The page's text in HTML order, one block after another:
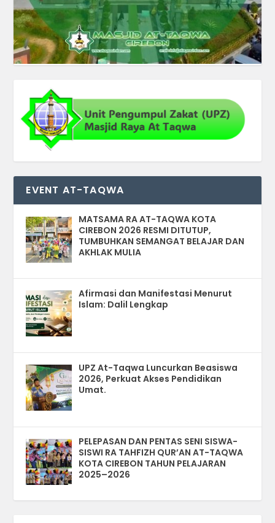
EVENT AT-TAQWA
MATSAMA RA AT-TAQWA KOTA
CIREBON 2026 RESMI DITUTUP,
TUMBUHKAN SEMANGAT BELAJAR DAN
AKHLAK MULIA
Afirmasi dan Manifestasi Menurut
Islam: Dalil Lengkap
UPZ At-Taqwa Luncurkan Beasiswa
2026, Perkuat Akses Pendidikan
Umat.
PELEPASAN DAN PENTAS SENI SISWA-
SISWI RA TAHFIZH QUR’AN AT-TAQWA
KOTA CIREBON TAHUN PELAJARAN
2025–2026